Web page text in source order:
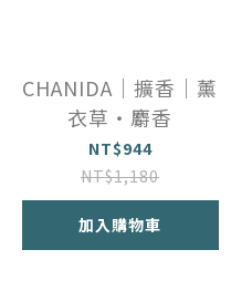
CHANIDA｜擴香｜薰
衣草・麝香
NT$944
NT$1,180
加入購物車